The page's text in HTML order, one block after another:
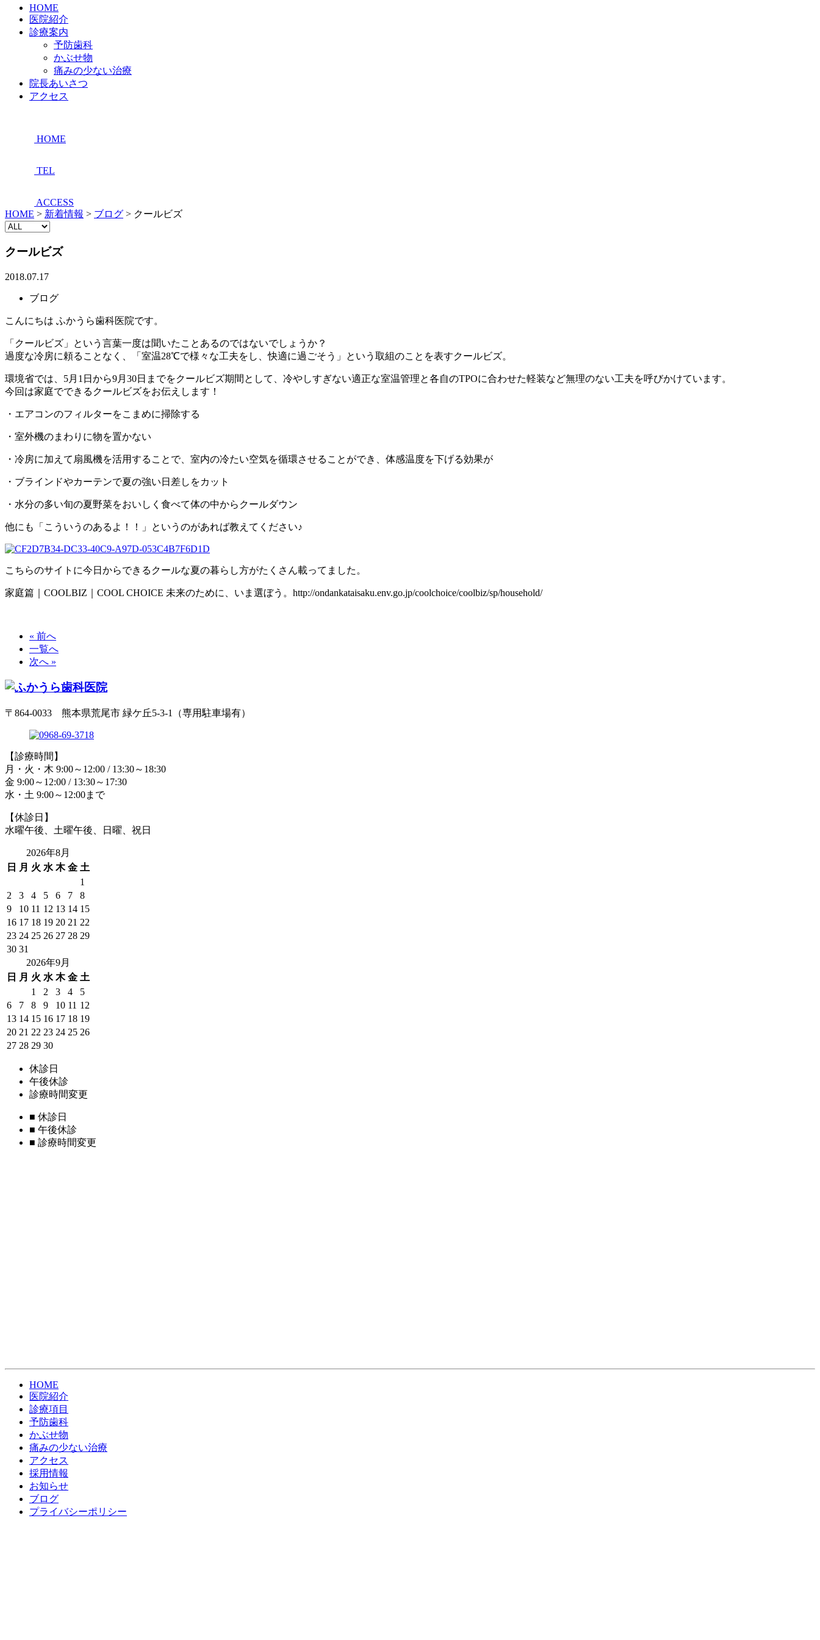
HOME
医院紹介
診療案内
予防歯科
かぶせ物
痛みの少ない治療
院長あいさつ
アクセス
HOME
TEL
ACCESS
HOME > 新着情報 > ブログ > クールビズ
クールビズ
2018.07.17
ブログ
こんにちは ふかうら歯科医院です。
「クールビズ」という言葉一度は聞いたことあるのではないでしょうか？
過度な冷房に頼ることなく、「室温28℃で様々な工夫をし、快適に過ごそう」という取組のことを表すクールビズ。
環境省では、5月1日から9月30日までをクールビズ期間として、冷やしすぎない適正な室温管理と各自のTPOに合わせた軽装など無理のない工夫を呼びかけています。
今回は家庭でできるクールビズをお伝えします！
・エアコンのフィルターをこまめに掃除する
・室外機のまわりに物を置かない
・冷房に加えて扇風機を活用することで、室内の冷たい空気を循環させることができ、体感温度を下げる効果が
・ブラインドやカーテンで夏の強い日差しをカット
・水分の多い旬の夏野菜をおいしく食べて体の中からクールダウン
他にも「こういうのあるよ！！」というのがあれば教えてください♪
こちらのサイトに今日からできるクールな夏の暮らし方がたくさん載ってました。
家庭篇｜COOLBIZ｜COOL CHOICE 未来のために、いま選ぼう。http://ondankataisaku.env.go.jp/coolchoice/coolbiz/sp/household/
« 前へ
一覧へ
次へ »
〒864-0033 熊本県荒尾市 緑ケ丘5-3-1（専用駐車場有）
【診療時間】
月・火・木 9:00～12:00 / 13:30～18:30
金 9:00～12:00 / 13:30～17:30
水・土 9:00～12:00まで
【休診日】
水曜午後、土曜午後、日曜、祝日
2026年8月
日
月 火 水 木 金 土
1
2
3 4 5 6 7
8
9
10 11 12 13 14 15
16 17 18 19 20 21 22
23 24 25 26 27 28 29
30 31
2026年9月
日
月 火 水 木 金 土
1
2 3 4
5
6
7 8 9 10 11 12
13 14 15 16 17 18 19
20 21 22 23 24 25 26
27 28 29 30
休診日
午後休診
診療時間変更
■ 休診日
■ 午後休診
■ 診療時間変更
HOME
医院紹介
診療項目
予防歯科
かぶせ物
痛みの少ない治療
アクセス
採用情報
お知らせ
ブログ
プライバシーポリシー